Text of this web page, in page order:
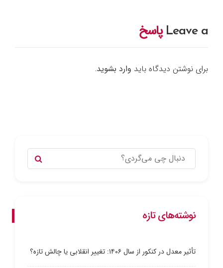
Leave a پاسخ
برای نوشتن دیدگاه باید وارد بشوید.
نوشته‌های تازه
تأثیر معدل در کنکور از سال ۱۴۰۶: تغییر انقلابی یا چالش تازه؟